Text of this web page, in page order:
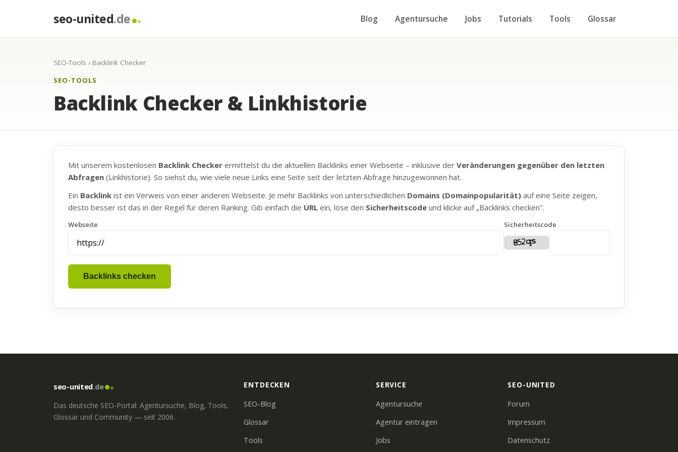
seo-united.de Blog Agentursuche Jobs Tutorials Tools Glossar
SEO-Tools › Backlink Checker
SEO-TOOLS
Backlink Checker & Linkhistorie
Mit unserem kostenlosen Backlink Checker ermittelst du die aktuellen Backlinks einer Webseite – inklusive der Veränderungen gegenüber den letzten
Abfragen (Linkhistorie). So siehst du, wie viele neue Links eine Seite seit der letzten Abfrage hinzugewonnen hat.
Ein Backlink ist ein Verweis von einer anderen Webseite. Je mehr Backlinks von unterschiedlichen Domains (Domainpopularität) auf eine Seite zeigen,
desto besser ist das in der Regel für deren Ranking. Gib einfach die URL ein, löse den Sicherheitscode und klicke auf „Backlinks checken".
Webseite Sicherheitscode
Backlinks checken
seo-united.de
Das deutsche SEO-Portal: Agentursuche, Blog, Tools,
Glossar und Community — seit 2006.
ENTDECKEN
SEO-Blog
Glossar
Tools
SERVICE
Agentursuche
Agentur eintragen
Jobs
SEO-UNITED
Forum
Impressum
Datenschutz